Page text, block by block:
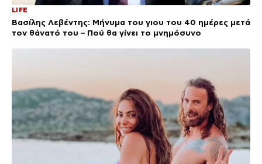
LIFE
Βασίλης Λεβέντης: Μήνυμα του γιου του 40 ημέρες μετά
τον θάνατό του – Πού θα γίνει το μνημόσυνο